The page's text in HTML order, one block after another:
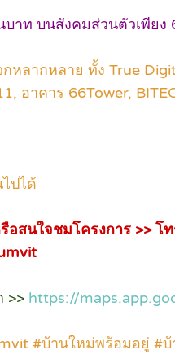
บาท บนสังคมส่วนตัวเพียง
หลากหลาย ทั้ง True
อาคาร 66Tower,
ปได้
อสนใจชมโครงการ >> โ
>> https://
#บ้านใหม่พร้อมอยู่ #